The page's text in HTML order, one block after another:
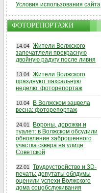
Условия использования сайта
ФОТОРЕПОРТАЖИ
14.04 Жители Волжского
запечатлели прекрасную
двойную радугу после ливня
13.04 Жители Волжского
празднуют пахсальную
неделю: фоторепортаж
10.04
В Волжском зацвела
весна: фоторепортаж
24.01
Вороны, дорожки и
туалет: в Волжском обсудили
обновление заброшенного
участка сквера на улице
Советской
22.01
Трудоустройство и 3D-
печать: депутаты облдумы
оценили успехи Волжского
дома соцобслуживания